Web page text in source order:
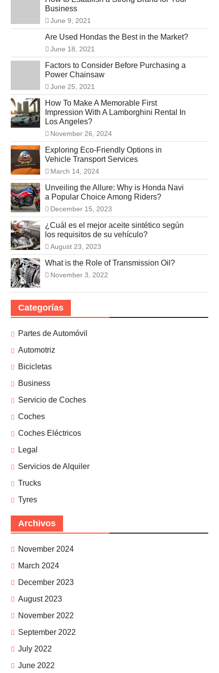
Business
June 9, 2021
Are Used Hondas the Best in the Market?
June 18, 2021
Factors to Consider Before Purchasing a
Power Chainsaw
June 25, 2021
How To Make A Memorable First
Impression With A Lamborghini Rental In
Los Angeles?
November 26, 2024
Exploring Eco-Friendly Options in
Vehicle Transport Services
March 14, 2024
Unveiling the Allure: Why is Honda Navi
a Popular Choice Among Riders?
December 15, 2023
¿Cuál es el mejor aceite sintético según
los requisitos de su vehículo?
August 23, 2023
What is the Role of Transmission Oil?
November 3, 2022
Categorías
Partes de Automóvil
Automotriz
Bicicletas
Business
Servicio de Coches
Coches
Coches Eléctricos
Legal
Servicios de Alquiler
Trucks
Tyres
Archivos
November 2024
March 2024
December 2023
August 2023
November 2022
September 2022
July 2022
June 2022